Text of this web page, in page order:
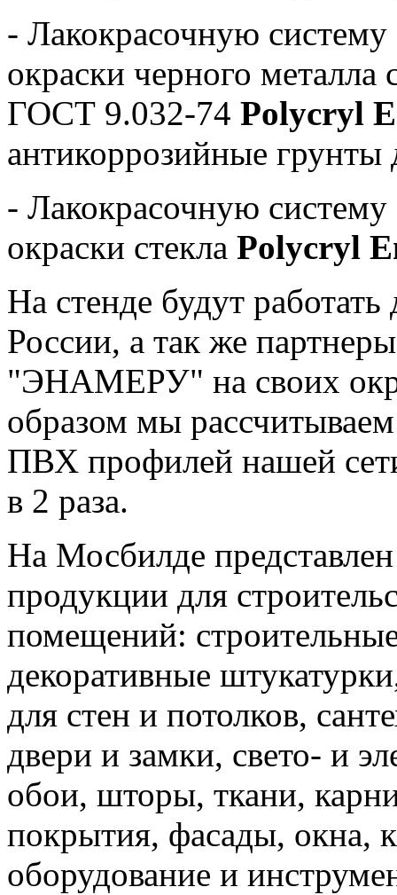
- Лакокрасочную
окраски черного
ГОСТ 9.032-74 Polycryl
антикоррозийные грунты
- Лакокрасочную
окраски стекла Polycryl
На стенде будут
России, а так же
"ЭНАМЕРУ" на своих
образом мы
ПВХ профилей нашей
в 2 раза.
На Мосбилде
продукции для
помещений:
декоративные
для стен и потолков,
двери и замки, свето- и
обои, шторы, ткани,
покрытия, фасады, окна,
оборудование и